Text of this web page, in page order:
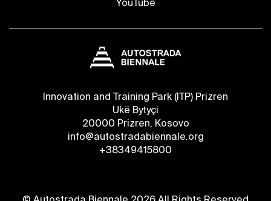
YouTube
Innovation and Training Park (ITP) Prizren
Ukë Bytyçi
20000 Prizren, Kosovo
info@autostradabiennale.org
+38349415800